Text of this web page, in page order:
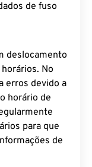
de fuso
deslocamento
No
erros devido a
horário de
para que
de